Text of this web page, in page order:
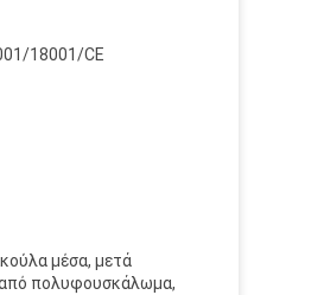
18001/CE
μέσα, μετά
πολυφουσκάλωμα,